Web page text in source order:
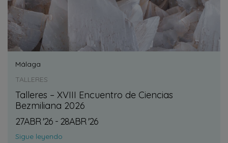
Málaga
TALLERES
Talleres – XVIII Encuentro de Ciencias
Bezmiliana 2026
27ABR'26 - 28ABR'26
Sigue leyendo